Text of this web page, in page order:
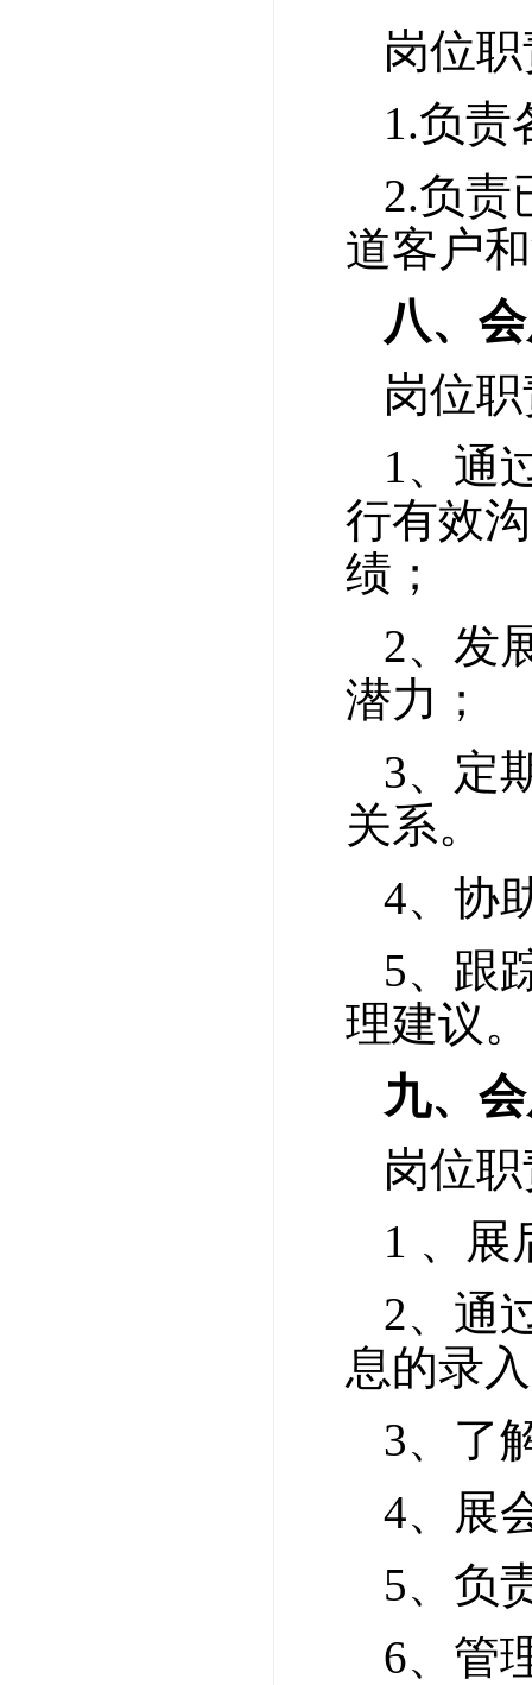
岗位
1.负责
2.负责
道客户
八、
岗位
1、通
行有效
绩；
2、发
潜力；
3、定
关系。
4、协
5、跟
理建议。
九、
岗位
1 、展
2、通
息的录
3、了
4、展
5、负
6、管